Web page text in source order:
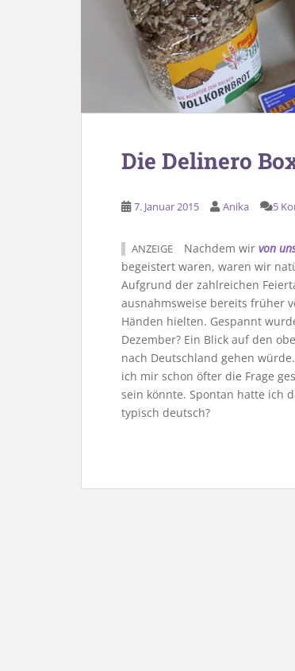
Die Delinero
7. Januar 2015 Anika 5
ANZEIGE Nachdem wir von
begeistert waren, waren wir
Aufgrund der zahlreichen
ausnahmsweise bereits früher
Händen hielten. Gespannt
Dezember? Ein Blick auf den
nach Deutschland gehen
ich mir schon öfter die Frage
sein könnte. Spontan hatte ich
typisch deutsch?